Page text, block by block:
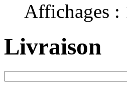
Affichages :
Livraison